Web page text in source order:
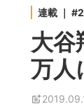
連載 ｜
大
万人